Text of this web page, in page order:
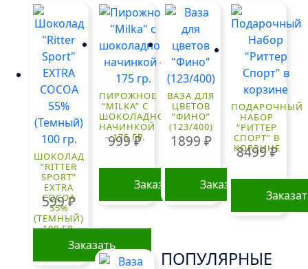
ШОКОЛАД
“RITTER
SPORT”
EXTRA
COCOA
55%
(ТЕМНЫЙ)
100 ГР.
599₽
Заказать
ПИРОЖНОЕ
“MILKA” С
ШОКОЛАДНОЙ
НАЧИНКОЙ
– 175 ГР.
999₽
Заказать
ВАЗА ДЛЯ
ЦВЕТОВ
“ФИНО”
(123/400)
1899 ₽
Заказать
ПОДАРОЧНЫЙ
НАБОР
“РИТТЕР
СПОРТ” В
КОРЗИНЕ
8499₽
ПОПУЛЯРНЫЕ